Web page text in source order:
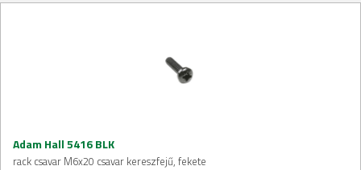
Adam Hall 5416 BLK
rack csavar M6x20 csavar kereszfejű, fekete